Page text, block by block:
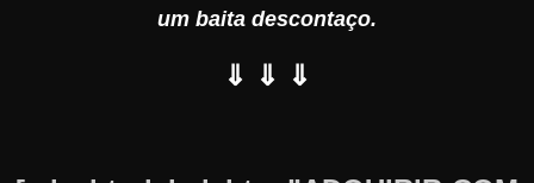
um baita descontaço.
⇓ ⇓ ⇓